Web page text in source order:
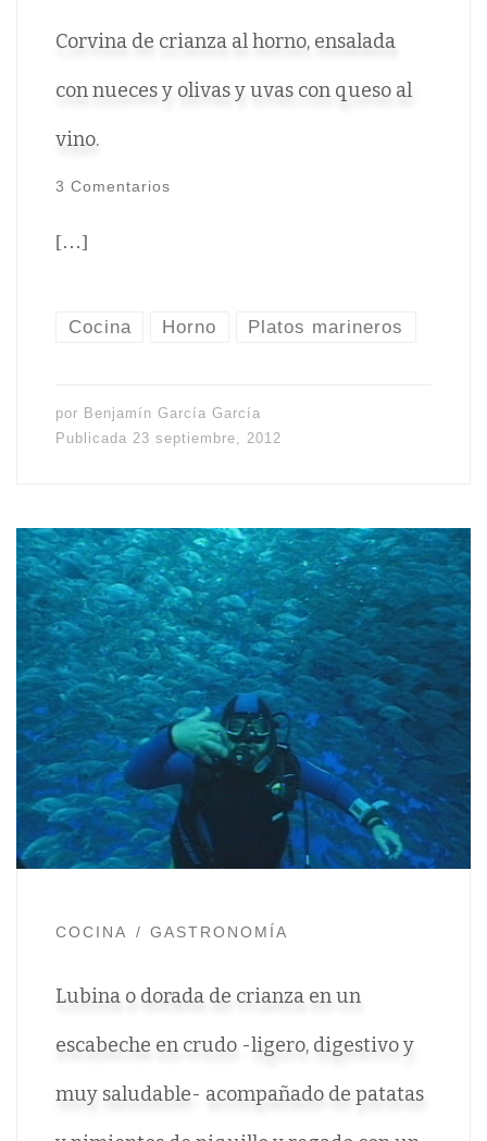
Corvina de crianza al horno, ensalada
con nueces y olivas y uvas con queso al
vino.
3 Comentarios
[…]
Cocina Horno Platos marineros
por Benjamín García García
Publicada 23 septiembre, 2012
COCINA GASTRONOMÍA
Lubina o dorada de crianza en un
escabeche en crudo -ligero, digestivo y
muy saludable- acompañado de patatas